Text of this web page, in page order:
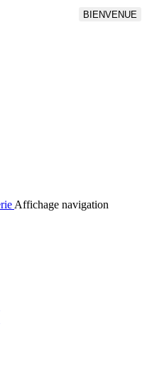
BIENVENUE
Affichage navigation